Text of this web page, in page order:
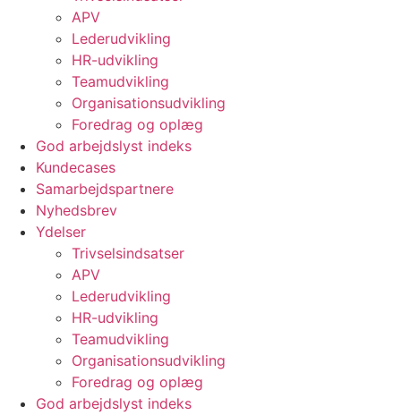
APV
Lederudvikling
HR-udvikling
Teamudvikling
Organisationsudvikling
Foredrag og oplæg
God arbejdslyst indeks
Kundecases
Samarbejdspartnere
Nyhedsbrev
Ydelser
Trivselsindsatser
APV
Lederudvikling
HR-udvikling
Teamudvikling
Organisationsudvikling
Foredrag og oplæg
God arbejdslyst indeks